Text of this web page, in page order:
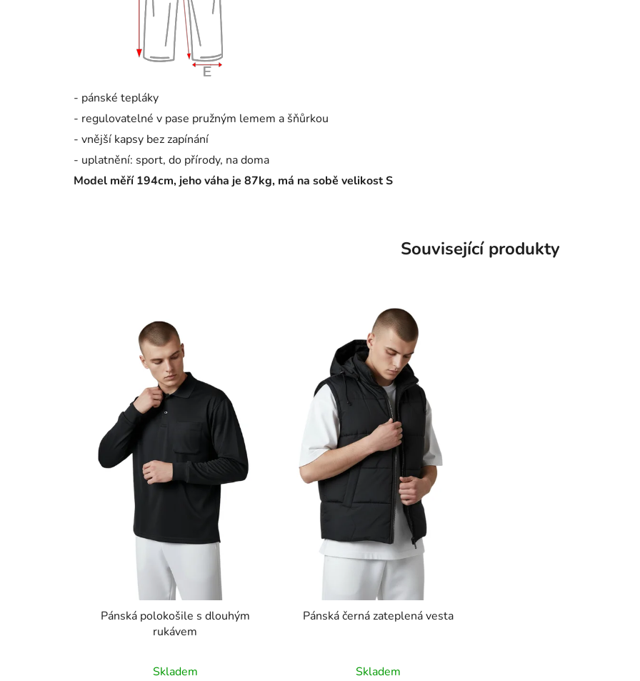
- pánské tepláky
- regulovatelné v pase pružným lemem a šňůrkou
- vnější kapsy bez zapínání
- uplatnění: sport, do přírody, na doma
Model měří 194cm, jeho váha je 87kg, má na sobě velikost S
Související produkty
Pánská polokošile s dlouhým
rukávem
Skladem
Pánská černá zateplená vesta
Skladem